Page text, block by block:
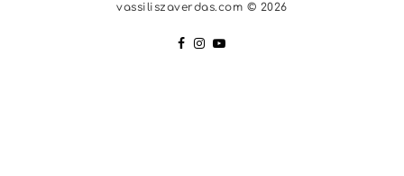
vassiliszaverdas.com © 2026